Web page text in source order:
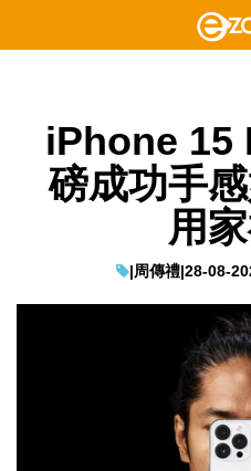
iPhone 15
磅成功手
用
|周傳禮|28-08-